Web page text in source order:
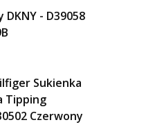
DKNY - D39058
Sukienka
Tipping
Czerwony